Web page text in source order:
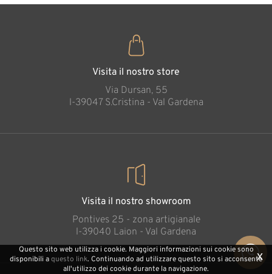
braccia di Maria, per il quale è stata creata una speciale
reverente, mentre i Tre Re Magi si avvicinano con doni
preziosi. Anche gli animali sembrano essere pieni di
A differenza di altri presepi, il presepio Lovely si
concentra sulle proporzioni realistiche. In particolare, la
dimensione dei volti le conferisce un effetto
I MAESTRI DELLA SCULTURA DEL LEGNO
Visita il nostro store
Via Dursan, 55
l-39047 S.Cristina - Val Gardena
Visita il nostro showroom
Pontives 25 - zona artigianale
l-39040 Laion - Val Gardena
x
Questo sito web utilizza i cookie. Maggiori informazioni sui cookie sono
disponibili aquesto link. Continuando ad utilizzare questo sito si acconsente
all'utilizzo dei cookie durante la navigazione.